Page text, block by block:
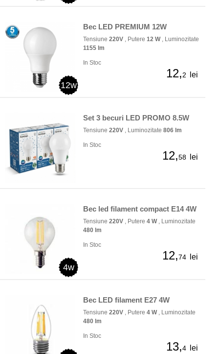
12w
Bec LED PREMIUM 12W
Tensiune 220V , Putere 12 W, Luminozitate
1155 lm
In Stoc
12,2 lei
Set 3 becuri LED PROMO 8.5W
Tensiune 220V , Luminozitate 806 lm
In Stoc
12,58 lei
4w
Bec led filament compact E14 4W
Tensiune 220V , Putere 4 W, Luminozitate
480 lm
In Stoc
12,74 lei
Bec LED filament E27 4W
Tensiune 220V , Putere 4 W, Luminozitate
480 lm
In Stoc
13,4 lei